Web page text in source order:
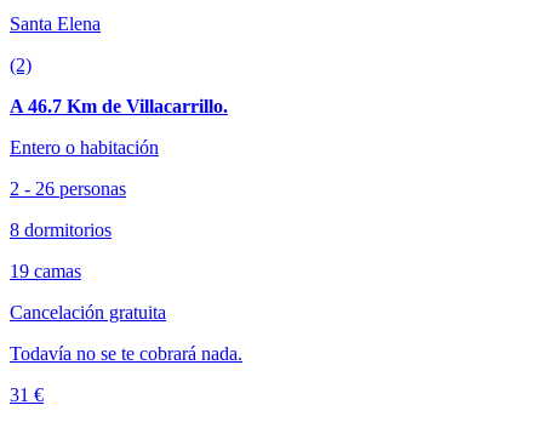
Santa Elena
(2)
A 46.7 Km de Villacarrillo.
Entero o habitación
2 - 26 personas
8 dormitorios
19 camas
Cancelación gratuita
Todavía no se te cobrará nada.
31 €